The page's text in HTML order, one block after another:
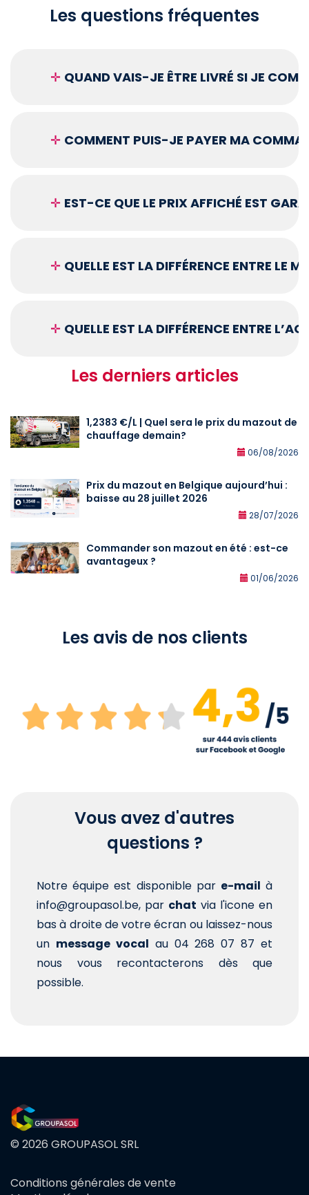
Les questions fréquentes
✛ QUAND VAIS-JE ÊTRE LIVRÉ SI JE
✛ COMMENT PUIS-JE PAYER MA
✛ EST-CE QUE LE PRIX AFFICHÉ EST
✛ QUELLE EST LA DIFFÉRENCE ENTRE LE
✛ QUELLE EST LA DIFFÉRENCE ENTRE
Les derniers articles
1,2383 €/L | Quel sera le prix du mazout de
chauffage demain?
06/08/2026
Prix du mazout en Belgique aujourd’hui :
baisse au 28 juillet 2026
28/07/2026
Commander son mazout en été : est-ce
avantageux ?
01/06/2026
Les avis de nos clients
Vous avez d'autres
questions ?
Notre équipe est disponible par e-mail à
info@groupasol.be, par chat via l'icone en
bas à droite de votre écran ou laissez-nous
un message vocal au 04 268 07 87 et
nous vous recontacterons dès que
possible.
© 2026 GROUPASOL SRL
FOOTER
Conditions générales de vente